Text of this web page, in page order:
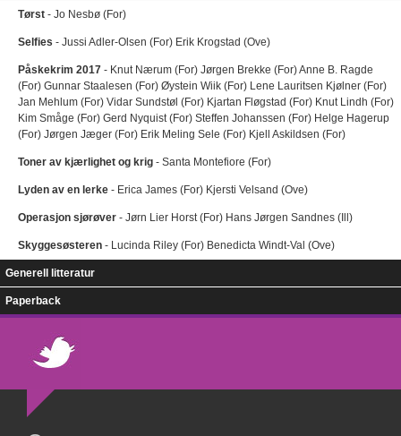
Tørst - Jo Nesbø (For)
Selfies - Jussi Adler-Olsen (For) Erik Krogstad (Ove)
Påskekrim 2017 - Knut Nærum (For) Jørgen Brekke (For) Anne B. Ragde
(For) Gunnar Staalesen (For) Øystein Wiik (For) Lene Lauritsen Kjølner (For)
Jan Mehlum (For) Vidar Sundstøl (For) Kjartan Fløgstad (For) Knut Lindh (For)
Kim Småge (For) Gerd Nyquist (For) Steffen Johanssen (For) Helge Hagerup
(For) Jørgen Jæger (For) Erik Meling Sele (For) Kjell Askildsen (For)
Toner av kjærlighet og krig - Santa Montefiore (For)
Lyden av en lerke - Erica James (For) Kjersti Velsand (Ove)
Operasjon sjørøver - Jørn Lier Horst (For) Hans Jørgen Sandnes (Ill)
Skyggesøsteren - Lucinda Riley (For) Benedicta Windt-Val (Ove)
Generell litteratur
Paperback